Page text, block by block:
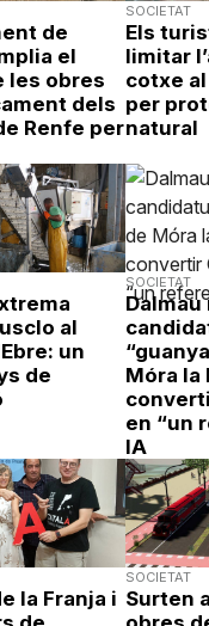
de
el
les obres
dels
Renfe per
SOCIETAT
Els
limitar
cotxe
per
natural
al
un
de
SOCIETAT
Móra la
en “un
IA
la Franja i
SOCIETAT
Surten